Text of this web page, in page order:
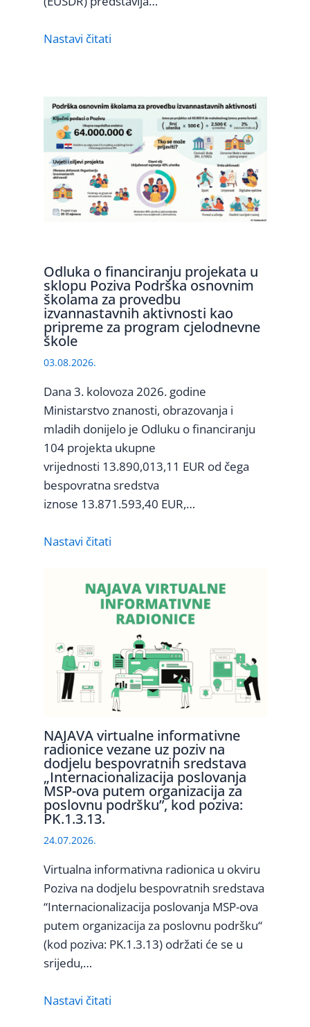
Nastavi čitati
Odluka o financiranju projekata u
sklopu Poziva Podrška osnovnim
školama za provedbu
izvannastavnih aktivnosti kao
pripreme za program cjelodnevne
škole
03.08.2026.
Dana 3. kolovoza 2026. godine
Ministarstvo znanosti, obrazovanja i
mladih donijelo je Odluku o financiranju
104 projekta ukupne
vrijednosti 13.890,013,11 EUR od čega
bespovratna sredstva
iznose 13.871.593,40 EUR,…
Nastavi čitati
NAJAVA virtualne informativne
radionice vezane uz poziv na
dodjelu bespovratnih sredstava
„Internacionalizacija poslovanja
MSP-ova putem organizacija za
poslovnu podršku”, kod poziva:
PK.1.3.13.
24.07.2026.
Virtualna informativna radionica u okviru
Poziva na dodjelu bespovratnih sredstava
“Internacionalizacija poslovanja MSP-ova
putem organizacija za poslovnu podršku“
(kod poziva: PK.1.3.13) održati će se u
srijedu,…
Nastavi čitati